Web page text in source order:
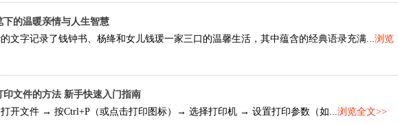
的温暖亲情与人生智慧
文字记录了钱钟书、杨绛和女儿钱瑗一家三口的温馨生活，其中蕴含的经典语录充满...浏览
文件的方法 新手快速入门指南
开文件 → 按Ctrl+P（或点击打印图标）→ 选择打印机 → 设置打印参数（如...浏览全文>>